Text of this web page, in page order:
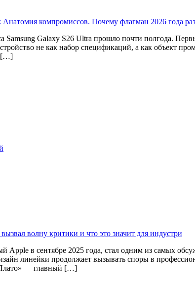
Анатомия компромиссов. Почему флагман 2026 года
Samsung Galaxy S26 Ultra прошло почти полгода.
не как набор спецификаций, а как объект
[…]
волну критики и что это значит для индустри
Apple в сентябре 2025 года, стал одним из самых
линейки продолжает вызывать споры в
— главный […]